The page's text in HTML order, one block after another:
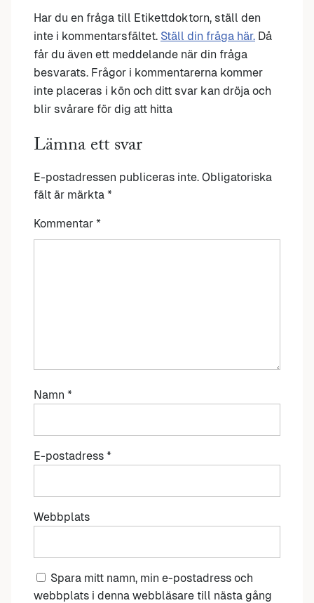
Har du en fråga till Etikettdoktorn, ställ den
inte i kommentarsfältet. Ställ din fråga här. Då
får du även ett meddelande när din fråga
besvarats. Frågor i kommentarerna kommer
inte placeras i kön och ditt svar kan dröja och
blir svårare för dig att hitta
Lämna ett svar
E-postadressen publiceras inte. Obligatoriska
fält är märkta *
Kommentar *
Namn *
E-postadress *
Webbplats
Spara mitt namn, min e-postadress och
webbplats i denna webbläsare till nästa gång